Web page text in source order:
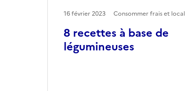
8 recettes à base de
légumineuses
16 février 2023 Consommer frais et local